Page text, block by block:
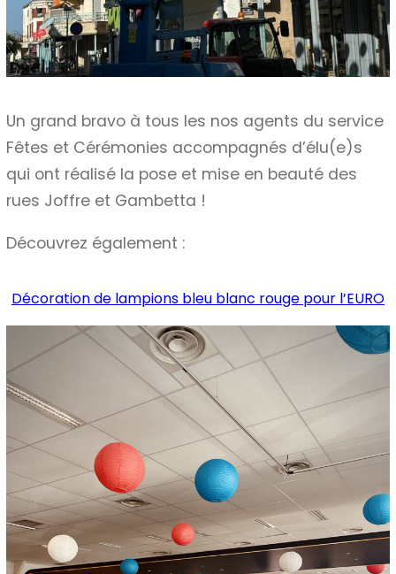
Un grand bravo à tous les nos agents du service
Fêtes et Cérémonies accompagnés d’élu(e)s
qui ont réalisé la pose et mise en beauté des
rues Joffre et Gambetta !
Découvrez également :
Décoration de lampions bleu blanc rouge pour l’EURO